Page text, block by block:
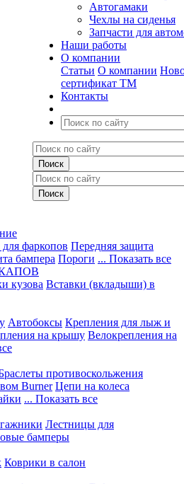
Автогамаки
Чехлы на сиденья
Запчасти для
Наши работы
О компании
Статьи О компании
сертификат ТМ
Контакты
фаркопов Передняя защита
бампера Пороги ... Показать все
кузова Вставки (вкладыши) в
Автобоксы Крепления для лыж и
на крышу Велокрепления на
противоскольжения
Burner Цепи на колеса
... Показать все
Лестницы для
бамперы
Коврики в салон